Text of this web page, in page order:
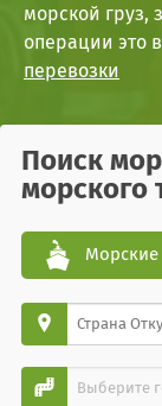
морской груз,
операции это
перевозки
Поиск
морского
Морские